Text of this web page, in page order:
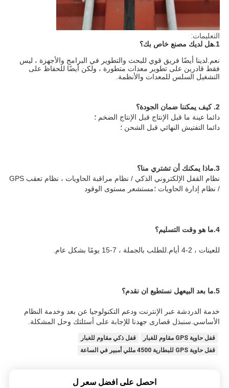
التعليمات:
1. هل لديك مصنع خاص بك؟
التشغيل السلس للمعدات والأنظمة.
2. كيف يمكننا ضمان الجودة؟
دائما عينة ما قبل الإنتاج قبل الإنتاج الضخم ؛
دائما التفتيش النهائي قبل الشحن ؛
3.ماذا يمكنك أن تشتري منا؟
نظام القفل الإلكتروني الذكي / نظام مراقبة الحاويات ، نظام تعقب GPS
/ نظام إدارة الحاويات ؛مستشعر مستوى الوقود
4. ما هو وقت التسليم؟
للعينات ، 2-4 أيام.للطلب بالجملة ، 7-15 يومًا بشكل عام.
5. ما بعد البيعهل نستطيع ان نقدم؟
الأساسي.سنبذل قصارى جهدنا للإجابة على أسئلتك وحل المشكلة.
قفل حاوية GPS مقاوم للغبار
قفل ذكي مقاوم للغبار
قفل حاوية GPS للبطارية 4500 مللي أمبير في الساعة
احصل على افضل سعر ل